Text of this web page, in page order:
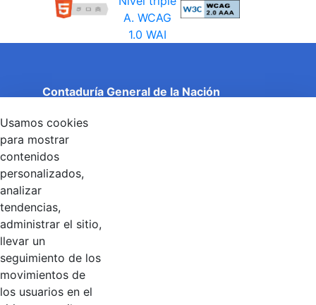
Contaduría General de la Nación
Entidad adscrita al Ministerio de Hacienda y Crédito
Público
Torre 1 (Aire) - Piso 15, Bogotá D.C., Colombia
Código Postal: 111071
Linkedin
Contacto
Usamos cookies
para mostrar
contenidos
personalizados,
analizar
tendencias,
administrar el sitio,
llevar un
seguimiento de los
movimientos de
los usuarios en el